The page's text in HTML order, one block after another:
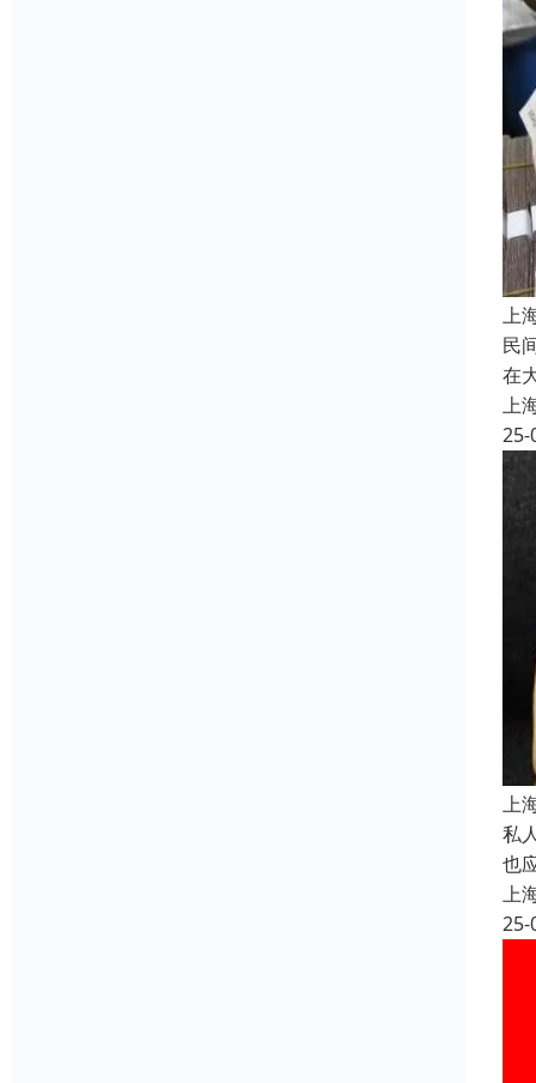
上
民
在
上
25-
上
私
也
上
25-